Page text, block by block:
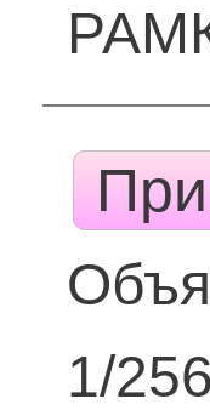
1/